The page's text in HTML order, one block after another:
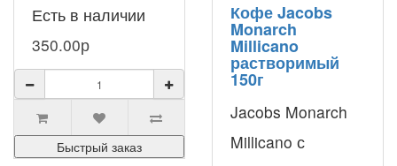
рецепту,
проверенному
веками. Смесь
для этого чая г..
Есть в наличии
350.00р
Быстрый заказ
Кофе Jacobs
Monarch
Millicano
растворимый
150г
Jacobs Monarch
Millicano с